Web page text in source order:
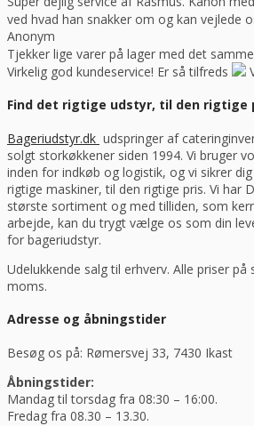
ved hvad han snakker om og kan vejlede
Anonym
Tjekker lige varer på lager med det samme
Virkelig god kundeservice! Er så tilfreds
Find det rigtige udstyr, til den rigtige
Bageriudstyr.dk udspringer af
solgt storkøkkener siden 1994. Vi bruger
inden for indkøb og logistik, og vi sikrer
rigtige maskiner, til den rigtige pris. Vi har
største sortiment og med tilliden, som
arbejde, kan du trygt vælge os som din
for bageriudstyr.
Udelukkende salg til erhverv. Alle priser på
moms.
Adresse og åbningstider
Besøg os på: Rømersvej 33, 7430 Ikast
Åbningstider:
Mandag til torsdag fra 08:30 – 16:00.
Fredag fra 08.30 – 13.30.